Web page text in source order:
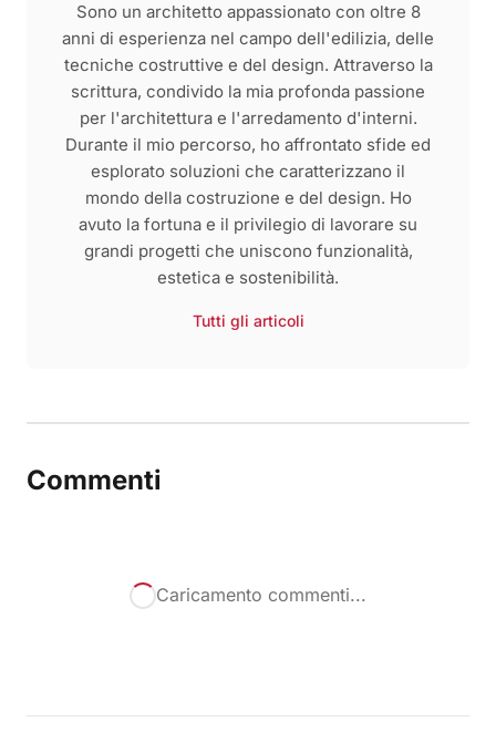
Sono un architetto appassionato con oltre 8
anni di esperienza nel campo dell'edilizia, delle
tecniche costruttive e del design. Attraverso la
scrittura, condivido la mia profonda passione
per l'architettura e l'arredamento d'interni.
Durante il mio percorso, ho affrontato sfide ed
esplorato soluzioni che caratterizzano il
mondo della costruzione e del design. Ho
avuto la fortuna e il privilegio di lavorare su
grandi progetti che uniscono funzionalità,
estetica e sostenibilità.
Tutti gli articoli
Commenti
Caricamento commenti...